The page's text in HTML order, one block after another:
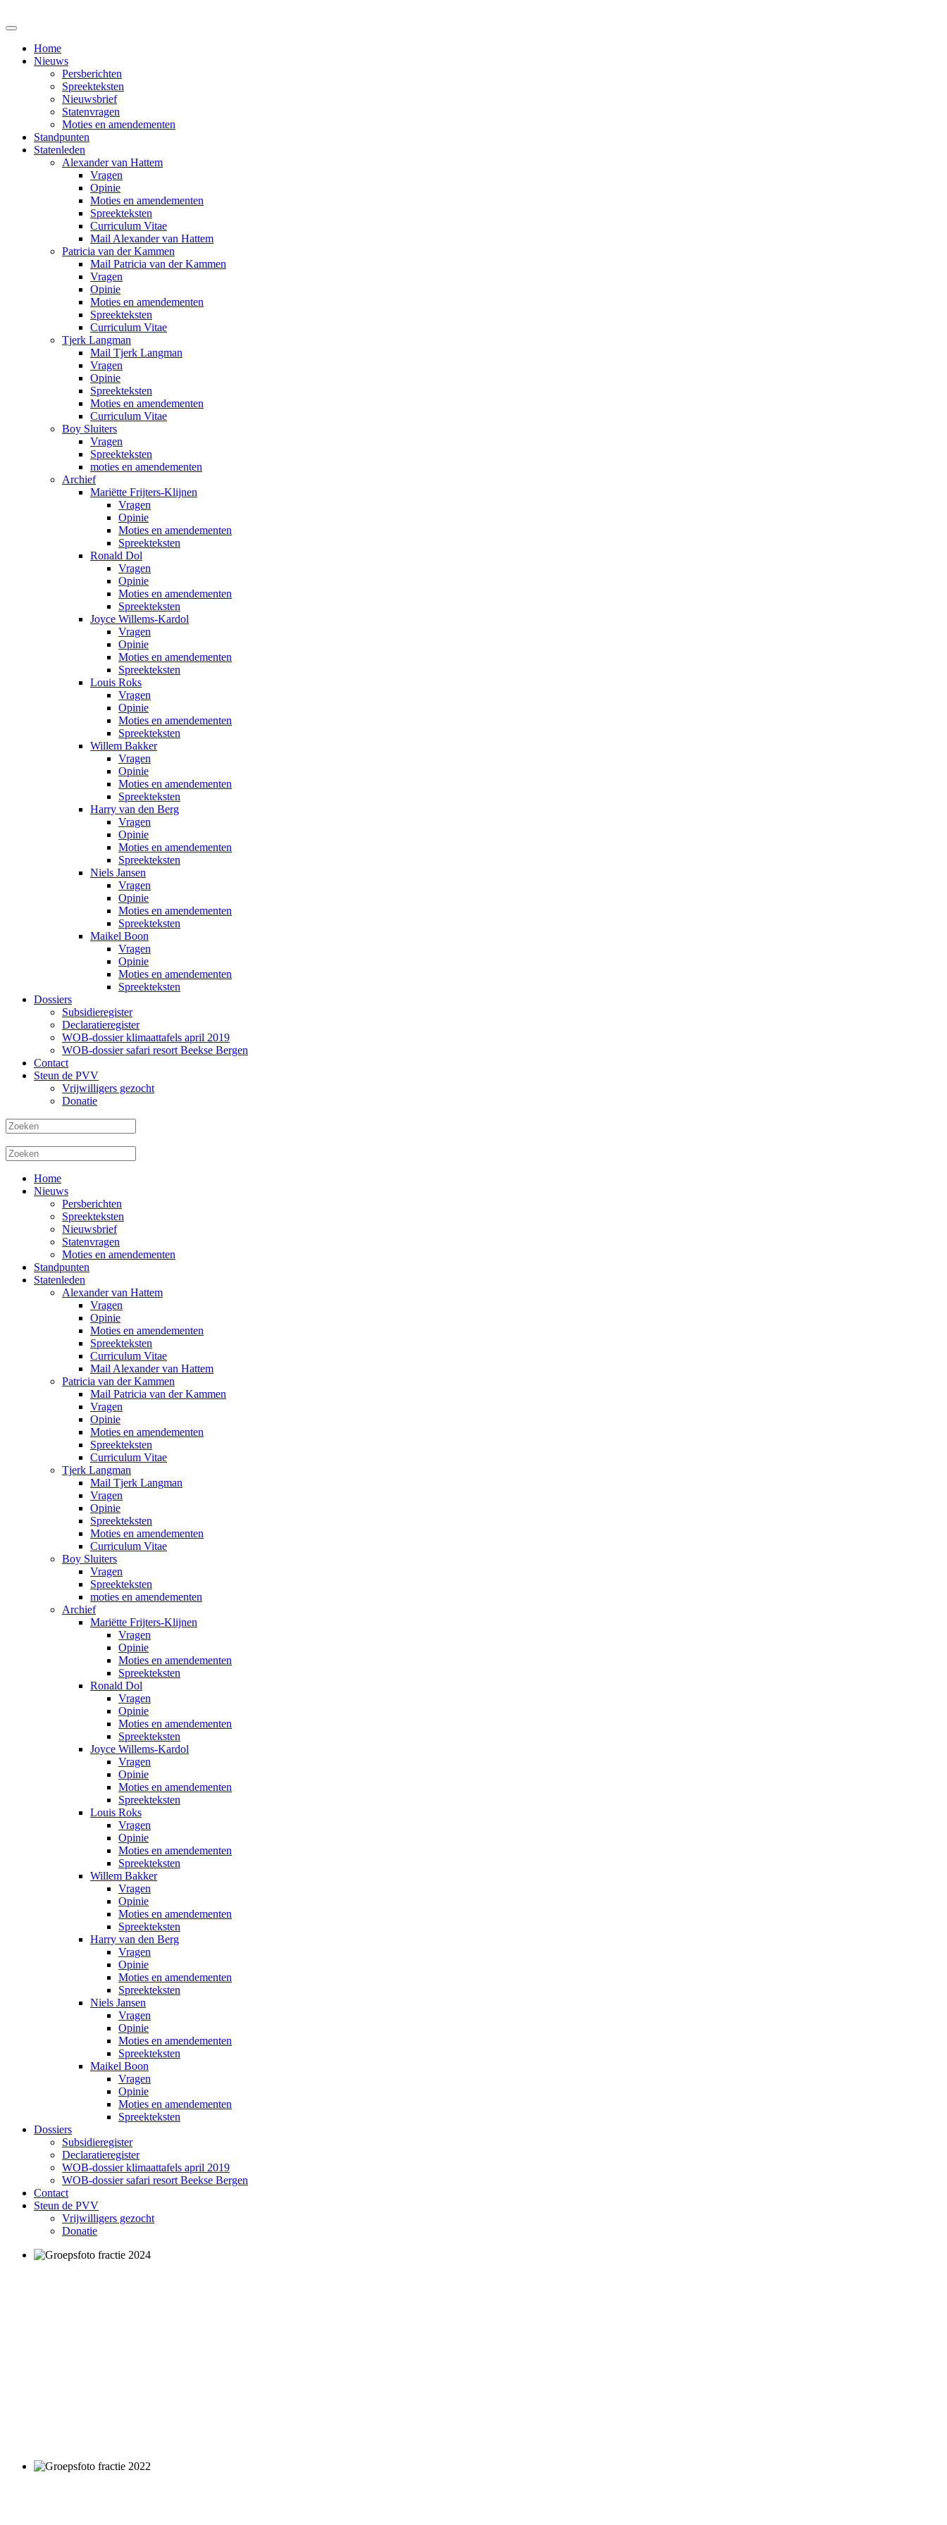
Home
Nieuws
Persberichten
Spreekteksten
Nieuwsbrief
Statenvragen
Moties en amendementen
Standpunten
Statenleden
Alexander van Hattem
Vragen
Opinie
Moties en amendementen
Spreekteksten
Curriculum Vitae
Mail Alexander van Hattem
Patricia van der Kammen
Mail Patricia van der Kammen
Vragen
Opinie
Moties en amendementen
Spreekteksten
Curriculum Vitae
Tjerk Langman
Mail Tjerk Langman
Vragen
Opinie
Spreekteksten
Moties en amendementen
Curriculum Vitae
Boy Sluiters
Vragen
Spreekteksten
moties en amendementen
Archief
Mariëtte Frijters-Klijnen
Vragen
Opinie
Moties en amendementen
Spreekteksten
Ronald Dol
Vragen
Opinie
Moties en amendementen
Spreekteksten
Joyce Willems-Kardol
Vragen
Opinie
Moties en amendementen
Spreekteksten
Louis Roks
Vragen
Opinie
Moties en amendementen
Spreekteksten
Willem Bakker
Vragen
Opinie
Moties en amendementen
Spreekteksten
Harry van den Berg
Vragen
Opinie
Moties en amendementen
Spreekteksten
Niels Jansen
Vragen
Opinie
Moties en amendementen
Spreekteksten
Maikel Boon
Vragen
Opinie
Moties en amendementen
Spreekteksten
Dossiers
Subsidieregister
Declaratieregister
WOB-dossier klimaattafels april 2019
WOB-dossier safari resort Beekse Bergen
Contact
Steun de PVV
Vrijwilligers gezocht
Donatie
Home
Nieuws
Persberichten
Spreekteksten
Nieuwsbrief
Statenvragen
Moties en amendementen
Standpunten
Statenleden
Alexander van Hattem
Vragen
Opinie
Moties en amendementen
Spreekteksten
Curriculum Vitae
Mail Alexander van Hattem
Patricia van der Kammen
Mail Patricia van der Kammen
Vragen
Opinie
Moties en amendementen
Spreekteksten
Curriculum Vitae
Tjerk Langman
Mail Tjerk Langman
Vragen
Opinie
Spreekteksten
Moties en amendementen
Curriculum Vitae
Boy Sluiters
Vragen
Spreekteksten
moties en amendementen
Archief
Mariëtte Frijters-Klijnen
Vragen
Opinie
Moties en amendementen
Spreekteksten
Ronald Dol
Vragen
Opinie
Moties en amendementen
Spreekteksten
Joyce Willems-Kardol
Vragen
Opinie
Moties en amendementen
Spreekteksten
Louis Roks
Vragen
Opinie
Moties en amendementen
Spreekteksten
Willem Bakker
Vragen
Opinie
Moties en amendementen
Spreekteksten
Harry van den Berg
Vragen
Opinie
Moties en amendementen
Spreekteksten
Niels Jansen
Vragen
Opinie
Moties en amendementen
Spreekteksten
Maikel Boon
Vragen
Opinie
Moties en amendementen
Spreekteksten
Dossiers
Subsidieregister
Declaratieregister
WOB-dossier klimaattafels april 2019
WOB-dossier safari resort Beekse Bergen
Contact
Steun de PVV
Vrijwilligers gezocht
Donatie